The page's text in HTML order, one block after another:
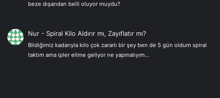
beze dışarıdan belli oluyor muydu?
Nur - Spiral Kilo Aldırır mı, Zayıflatır mı?
Bildiğimiz kadarıyla kilo çok zararlı bir şey ben de 5 gün oldum spiral
taktım ama ipler elime geliyor ne yapmalıyım…